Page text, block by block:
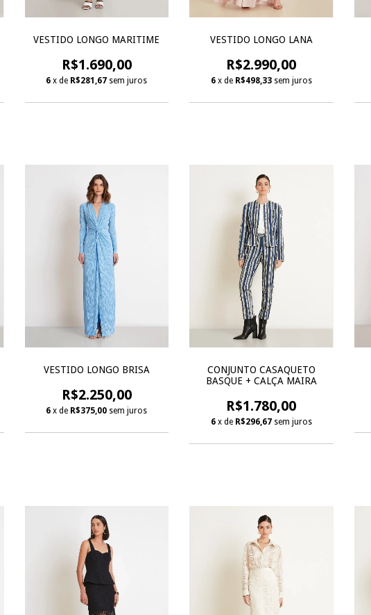
VESTIDO LONGO MARITIME
R$1.690,00
6 x de R$281,67 sem juros
VESTIDO LONGO LANA
R$2.990,00
6 x de R$498,33 sem juros
VESTIDO LONGO BRISA
R$2.250,00
6 x de R$375,00 sem juros
CONJUNTO CASAQUETO
BASQUE + CALÇA MAIRA
R$1.780,00
6 x de R$296,67 sem juros